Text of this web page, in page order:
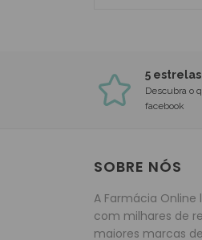
5
Descubra o
facebook
SOBRE NÓS
A Farmácia
com milhares de
maiores marcas